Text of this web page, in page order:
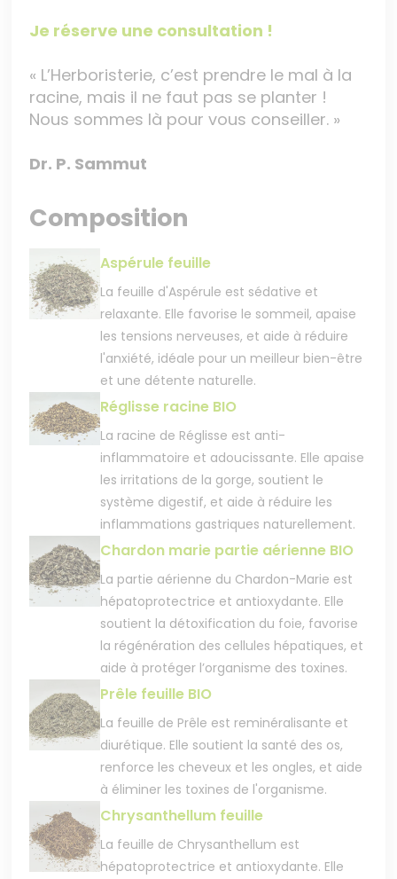
Je réserve une consultation !
« L’Herboristerie, c’est prendre le mal à la
racine, mais il ne faut pas se planter !
Nous sommes là pour vous conseiller. »
Dr. P. Sammut
Composition
Aspérule feuille
La feuille d'Aspérule est sédative et
relaxante. Elle favorise le sommeil, apaise
les tensions nerveuses, et aide à réduire
l'anxiété, idéale pour un meilleur bien-être
et une détente naturelle.
Réglisse racine BIO
La racine de Réglisse est anti-
inflammatoire et adoucissante. Elle apaise
les irritations de la gorge, soutient le
système digestif, et aide à réduire les
inflammations gastriques naturellement.
Chardon marie partie aérienne BIO
La partie aérienne du Chardon-Marie est
hépatoprotectrice et antioxydante. Elle
soutient la détoxification du foie, favorise
la régénération des cellules hépatiques, et
aide à protéger l’organisme des toxines.
Prêle feuille BIO
La feuille de Prêle est reminéralisante et
diurétique. Elle soutient la santé des os,
renforce les cheveux et les ongles, et aide
à éliminer les toxines de l'organisme.
Chrysanthellum feuille
La feuille de Chrysanthellum est
hépatoprotectrice et antioxydante. Elle